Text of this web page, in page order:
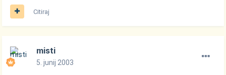
Citiraj
misti
5. junij 2003